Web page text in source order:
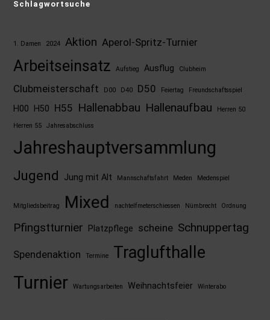
Schlagwortsuche
1. Damen 2024 Aktion Aperol-Spritz-Turnier
Arbeitseinsatz Aufstieg Ausflug Clubheim
Clubmeisterschaft D00 D40 D50 Feiertag Freundschaftsspiel
H00 H50 H55 Hallenabbau Hallenaufbau Herren 50
Herren 55 Jahresabschluss
Jahreshauptversammlung
Jugend Jung mit Alt Mannschaftsfahrt Meden Medenspiel
Mitgliedsbeitrag Mixed nachtelfmeterschiessen Nümbrecht Ordnung
Pfingstturnier Platzpflege scheine Schnuppertag
Spendenaktion Termine Traglufthalle
Turnier Wartungsarbeiten Weihnachtsfeier Winterabo